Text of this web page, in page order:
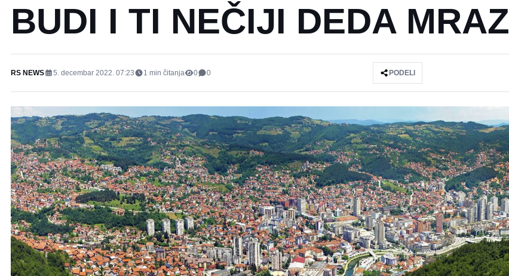
BUDI I TI NEČIJI DEDA MRAZ
RS NEWS 5. decembar 2022. 07:23 1 min čitanja 0 0 PODELI